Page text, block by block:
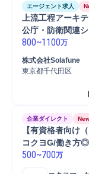
エージェント求人
上流工程アーキ
公庁・防衛関連シ
800~1100万
株式会社Solafune
東京都千代田区
企業ダイレクト
【有資格者向け
コクヨG/働き方◎
500~700万